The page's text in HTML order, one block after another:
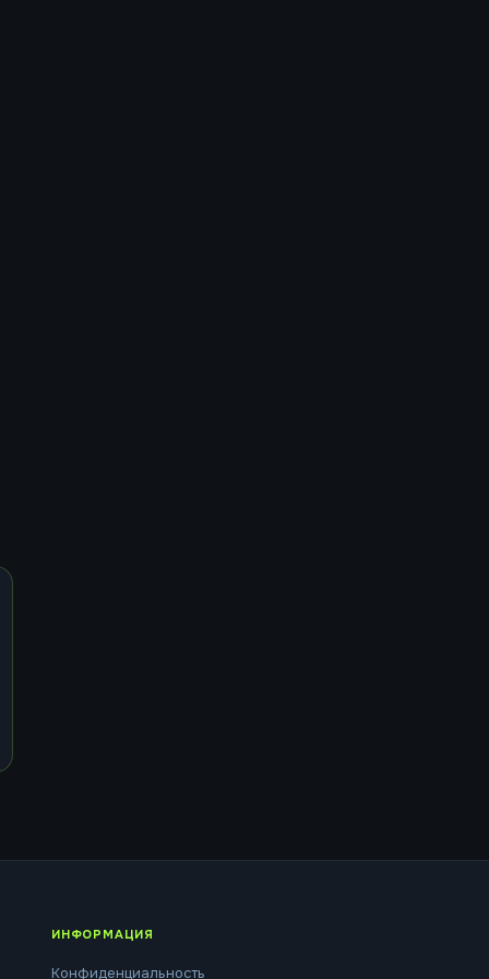
ИНФОРМАЦИЯ
Конфиденциальность